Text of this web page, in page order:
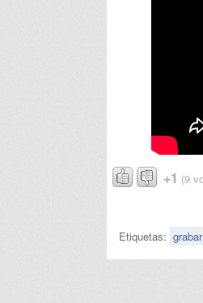
+1 (9
Etiquetas: grabar